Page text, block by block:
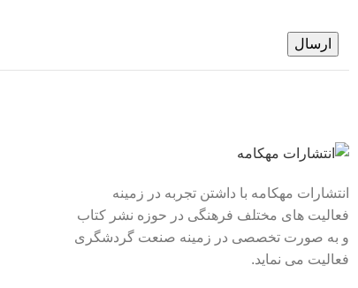
ارسال
انتشارات مهکامه با داشتن تجربه در زمینه
فعالیت های مختلف فرهنگی در حوزه نشر کتاب
و به صورت تخصصی در زمینه صنعت گردشگری
فعالیت می نماید.